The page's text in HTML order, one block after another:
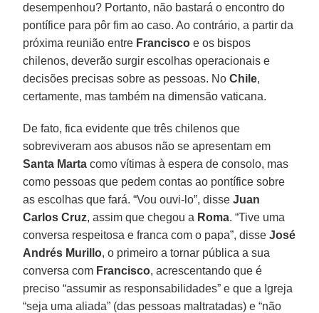
desempenhou? Portanto, não bastará o encontro do
pontífice para pôr fim ao caso. Ao contrário, a partir da
próxima reunião entre Francisco e os bispos
chilenos, deverão surgir escolhas operacionais e
decisões precisas sobre as pessoas. NoChile,
certamente, mas também na dimensão vaticana.
De fato, fica evidente que três chilenos que
sobreviveram aos abusos não se apresentam em
Santa Marta como vítimas à espera de consolo, mas
como pessoas que pedem contas ao pontífice sobre
as escolhas que fará. “Vou ouvi-lo”, disseJuan
Carlos Cruz, assim que chegou a Roma. “Tive uma
conversa respeitosa e franca com o papa”, disseJosé
Andrés Murillo, o primeiro a tornar pública a sua
conversa com Francisco, acrescentando que é
preciso “assumir as responsabilidades” e que a Igreja
“seja uma aliada” (das pessoas maltratadas) e “não